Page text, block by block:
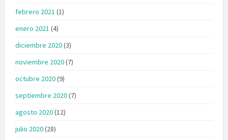
febrero 2021 (1)
enero 2021 (4)
diciembre 2020(3)
noviembre 2020(7)
octubre 2020(9)
septiembre 2020(7)
agosto 2020(12)
julio 2020(28)